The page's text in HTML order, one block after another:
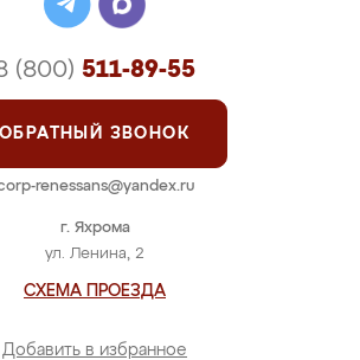
г. Яхрома
ул. Ленина, 2
СХЕМА ПРОЕЗДА
Добавить в избранное
(800) 511-89-55
ОБРАТНЫЙ ЗВОНОК
renessans@yandex.ru